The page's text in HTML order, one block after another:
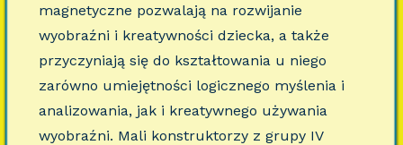
magnetyczne pozwalają na rozwijanie
wyobraźni i kreatywności dziecka, a także
przyczyniają się do kształtowania u niego
zarówno umiejętności logicznego myślenia i
analizowania, jak i kreatywnego używania
wyobraźni. Mali konstruktorzy z grupy IV